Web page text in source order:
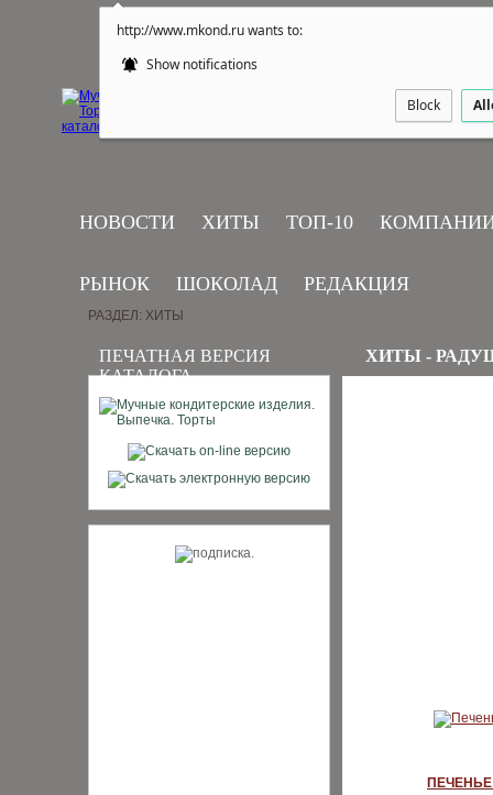
http://www.mkond.ru wants to:
Show notifications
Block
НОВОСТИ ХИТЫ ТОП-10
РЫНОК ШОКОЛАД РЕДАКЦИЯ
ПЕЧАТНАЯ ВЕРСИЯ
КАТАЛОГА
РАЗДЕЛ: ХИТЫ
ХИТЫ -